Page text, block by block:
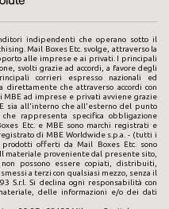
indipendenti che operano sotto il
Mail Boxes Etc. svolge, attraverso la
alle imprese e ai privati. I principali
svolti grazie ad accordi, a favore degli
corrieri espresso nazionali ed
che attraverso accordi con
MBE ad imprese e privati avviene grazie
sia all'interno che all'esterno del punto
rappresenta specifica obbligazione
Etc. e MBE sono marchi registrati e
di MBE Worldwide s.p.a. - (tutti i
offerti da Mail Boxes Etc. sono
materiale proveniente dal presente sito,
possono essere copiati, distribuiti,
a terzi con qualsiasi mezzo, senza il
S.r.l. Si declina ogni responsabilità con
delle informazioni e/o dei dati